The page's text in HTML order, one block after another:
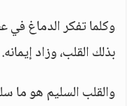
وكلما تفكر الدماغ في
بذلك القلب، وزاد إيمانه.
والقلب السليم هو ما